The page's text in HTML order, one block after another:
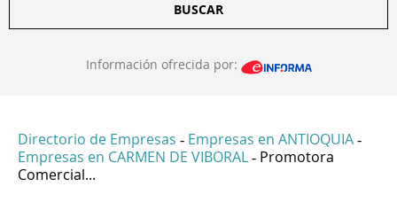
BUSCAR
Información ofrecida por:
Directorio de Empresas - Empresas en ANTIOQUIA -
Empresas en CARMEN DE VIBORAL - Promotora
Comercial...